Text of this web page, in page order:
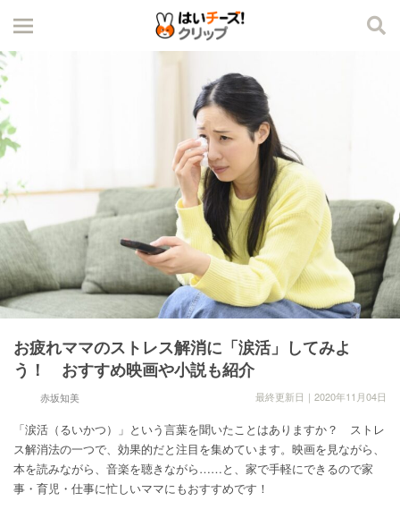
お疲れママのストレス解消に「涙活」してみよ
う！ おすすめ映画や小説も紹介
赤坂知美 最終更新日｜2020年11月04日
「涙活（るいかつ）」という言葉を聞いたことはありますか？ ストレ
ス解消法の一つで、効果的だと注目を集めています。映画を見ながら、
本を読みながら、音楽を聴きながら……と、家で手軽にできるので家
事・育児・仕事に忙しいママにもおすすめです！